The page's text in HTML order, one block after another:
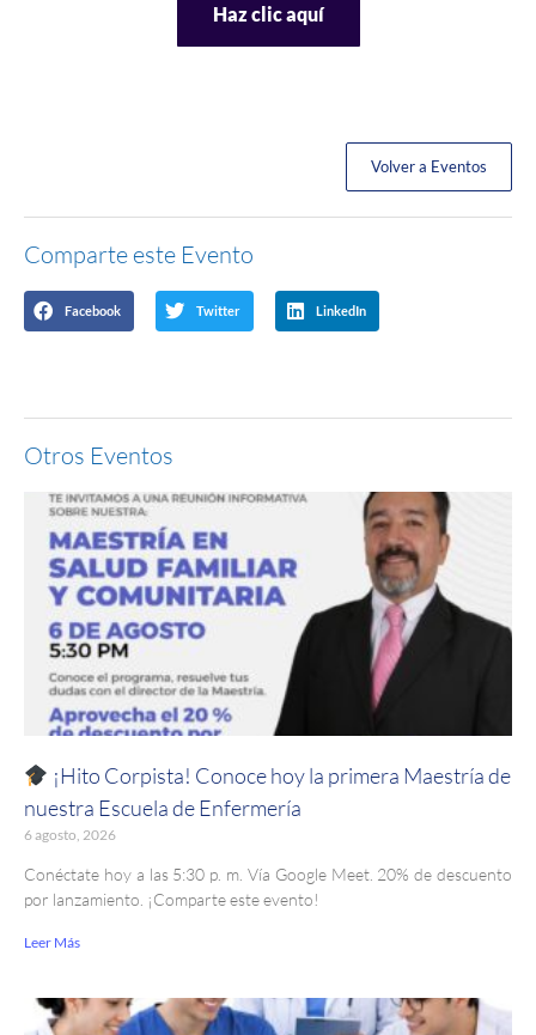
Haz clic aquí
Volver a Eventos
Comparte este Evento
Facebook Twitter LinkedIn
Otros Eventos
¡Hito Corpista! Conoce hoy la primera Maestría de
nuestra Escuela de Enfermería
6 agosto, 2026
Conéctate hoy a las 5:30 p. m. Vía Google Meet. 20% de descuento
por lanzamiento. ¡Comparte este evento!
Leer Más